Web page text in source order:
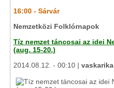
16:00 - Sárvár
Nemzetközi Folklórnapok
Tíz nemzet táncosai az idei
(aug. 15-20.)
2014.08.12. - 00:10 |